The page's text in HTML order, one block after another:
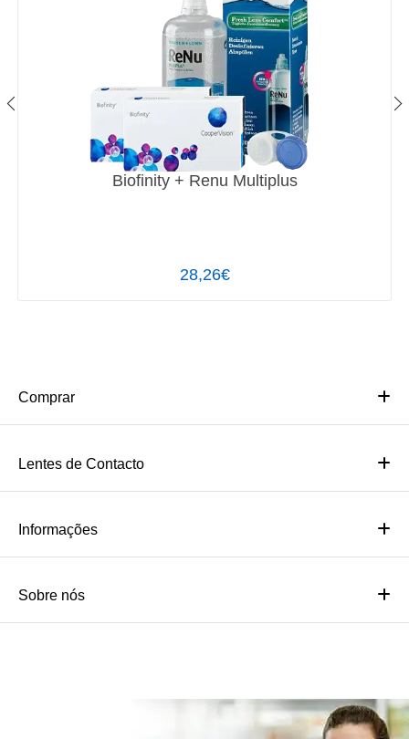
Biofinity + Renu Multiplus
28,26€
Comprar
Lentes de Contacto
Informações
Sobre nós